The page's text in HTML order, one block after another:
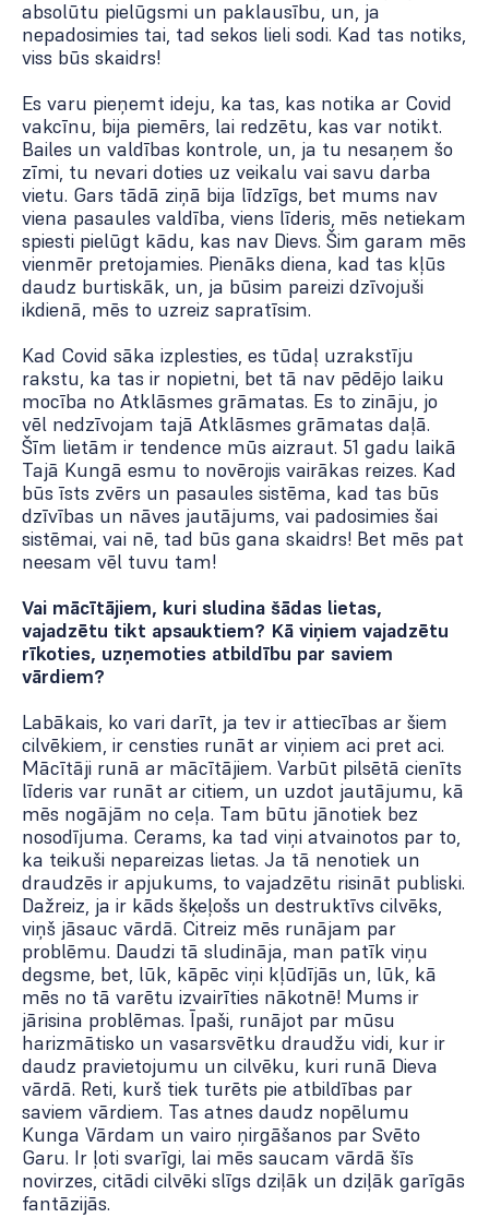
absolūtu pielūgsmi un paklausību, un, ja
nepadosimies tai, tad sekos lieli sodi. Kad tas notiks,
viss būs skaidrs!
Es varu pieņemt ideju, ka tas, kas notika ar Covid
vakcīnu, bija piemērs, lai redzētu, kas var notikt.
Bailes un valdības kontrole, un, ja tu nesaņem šo
zīmi, tu nevari doties uz veikalu vai savu darba
vietu. Gars tādā ziņā bija līdzīgs, bet mums nav
viena pasaules valdība, viens līderis, mēs netiekam
spiesti pielūgt kādu, kas nav Dievs. Šim garam mēs
vienmēr pretojamies. Pienāks diena, kad tas kļūs
daudz burtiskāk, un, ja būsim pareizi dzīvojuši
ikdienā, mēs to uzreiz sapratīsim.
Kad Covid sāka izplesties, es tūdaļ uzrakstīju
rakstu, ka tas ir nopietni, bet tā nav pēdējo laiku
mocība no Atklāsmes grāmatas. Es to zināju, jo
vēl nedzīvojam tajā Atklāsmes grāmatas daļā.
Šīm lietām ir tendence mūs aizraut. 51 gadu laikā
Tajā Kungā esmu to novērojis vairākas reizes. Kad
būs īsts zvērs un pasaules sistēma, kad tas būs
dzīvības un nāves jautājums, vai padosimies šai
sistēmai, vai nē, tad būs gana skaidrs! Bet mēs pat
neesam vēl tuvu tam!
Vai mācītājiem, kuri sludina šādas lietas,
vajadzētu tikt apsauktiem? Kā viņiem vajadzētu
rīkoties, uzņemoties atbildību par saviem
vārdiem?
Labākais, ko vari darīt, ja tev ir attiecības ar šiem
cilvēkiem, ir censties runāt ar viņiem aci pret aci.
Mācītāji runā ar mācītājiem. Varbūt pilsētā cienīts
līderis var runāt ar citiem, un uzdot jautājumu, kā
mēs nogājām no ceļa. Tam būtu jānotiek bez
nosodījuma. Cerams, ka tad viņi atvainotos par to,
ka teikuši nepareizas lietas. Ja tā nenotiek un
draudzēs ir apjukums, to vajadzētu risināt publiski.
Dažreiz, ja ir kāds šķeļošs un destruktīvs cilvēks,
viņš jāsauc vārdā. Citreiz mēs runājam par
problēmu. Daudzi tā sludināja, man patīk viņu
degsme, bet, lūk, kāpēc viņi kļūdījās un, lūk, kā
mēs no tā varētu izvairīties nākotnē! Mums ir
jārisina problēmas. Īpaši, runājot par mūsu
harizmātisko un vasarsvētku draudžu vidi, kur ir
daudz pravietojumu un cilvēku, kuri runā Dieva
vārdā. Reti, kurš tiek turēts pie atbildības par
saviem vārdiem. Tas atnes daudz nopēlumu
Kunga Vārdam un vairo ņirgāšanos par Svēto
Garu. Ir ļoti svarīgi, lai mēs saucam vārdā šīs
novirzes, citādi cilvēki slīgs dziļāk un dziļāk garīgās
fantāzijās.